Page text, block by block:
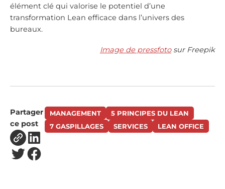
élément clé qui valorise le potentiel d’une
transformation Lean efficace dans l’univers des
bureaux.
Image de pressfotosur Freepik
Partager
ce post
MANAGEMENT
5 PRINCIPES DU LEAN
7 GASPILLAGES
SERVICES LEAN OFFICE